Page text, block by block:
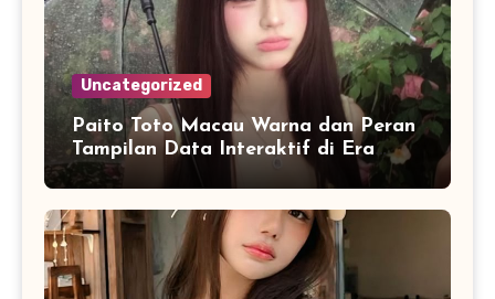
Uncategorized
Paito Toto Macau Warna dan Peran
Tampilan Data Interaktif di Era
Informasi Digital Modern